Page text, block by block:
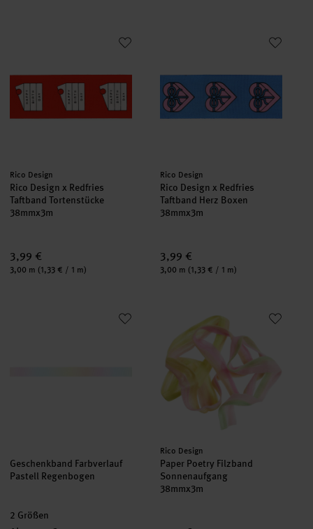
Rico Design x Redfries Taftband Tortenstücke
Hersteller:
Rico Design
Rico Design x Redfries
Taftband Tortenstücke
38mmx3m
3,99 €
Inhalt:
3,00 m (1,33 € / 1 m)
Rico Design x Redfries
Hersteller:
Rico Design
Rico Design x Redfries
Taftband Herz Boxen
38mmx3m
3,99 €
Inhalt:
3,00 m (1,33 € / 1 m)
Geschenkband Farbverlauf Pastell Regenbogen
Geschenkband Farbverlauf
Pastell Regenbogen
2 Größen
Paper Poetry Filzband
Hersteller:
Rico Design
Paper Poetry Filzband
Sonnenaufgang
38mmx3m